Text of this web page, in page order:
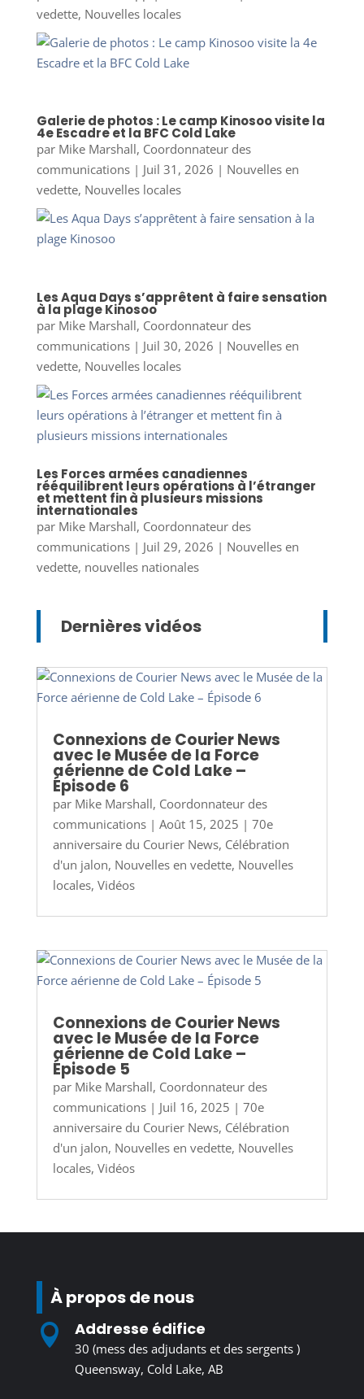
vedette, Nouvelles locales
Galerie de photos : Le camp Kinosoo visite la
4e Escadre et la BFC Cold Lake
par Mike Marshall, Coordonnateur des
communications| Juil 31, 2026 | Nouvelles en
vedette, Nouvelles locales
Les Aqua Days s’apprêtent à faire sensation
à la plage Kinosoo
par Mike Marshall, Coordonnateur des
communications| Juil 30, 2026 | Nouvelles en
vedette, Nouvelles locales
Les Forces armées canadiennes
rééquilibrent leurs opérations à l’étranger
et mettent fin à plusieurs missions
internationales
par Mike Marshall, Coordonnateur des
communications| Juil 29, 2026 | Nouvelles en
vedette, nouvelles nationales
Dernières vidéos
Connexions de Courier News
avec le Musée de la Force
aérienne de Cold Lake –
Épisode 6
par Mike Marshall, Coordonnateur des
communications| Août 15, 2025 | 70e
anniversaire du Courier News, Célébration
d'un jalon, Nouvelles en vedette, Nouvelles
locales, Vidéos
Connexions de Courier News
avec le Musée de la Force
aérienne de Cold Lake –
Épisode 5
par Mike Marshall, Coordonnateur des
communications| Juil 16, 2025 | 70e
anniversaire du Courier News, Célébration
d'un jalon, Nouvelles en vedette, Nouvelles
locales, Vidéos
À propos de nous
 Addresse édifice
30 (mess des adjudants et des sergents )
Queensway, Cold Lake, AB